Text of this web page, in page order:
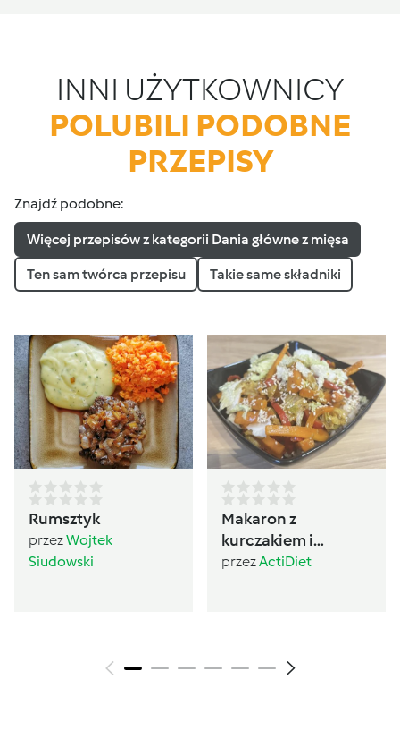
INNI UŻYTKOWNICY
POLUBILI PODOBNE
PRZEPISY
Znajdź podobne:
Więcej przepisów z kategorii Dania główne z mięsa
Ten sam twórca przepisu Takie same składniki
Rumsztyk
przezWojtek
Siudowski
Makaron z
kurczakiem i
warzywami po
przezActiDiet